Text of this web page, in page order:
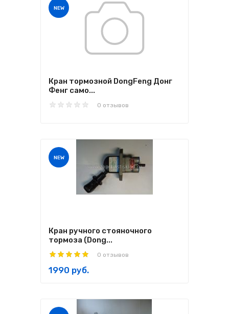
NEW
Кран тормозной DongFeng Донг
Фенг само...
0 отзывов
NEW
Кран ручного стояночного
тормоза (Dong...
0 отзывов
1990 руб.